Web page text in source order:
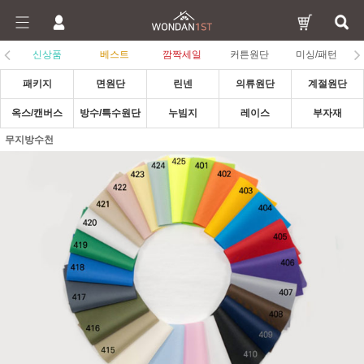
신상품 베스트 깜짝세일 커튼원단 미싱/패턴
패키지 면원단 린넨 의류원단 계절원단
옥스/캔버스 방수/특수원단 누빔지 레이스 부자재
무지방수천